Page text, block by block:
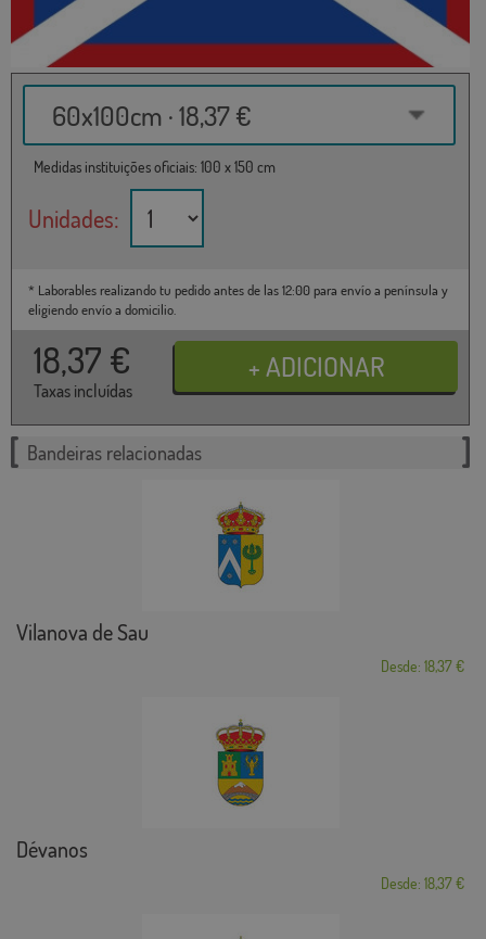
60x100cm · 18,37 €
Medidas instituições oficiais: 100 x 150 cm
Unidades:
* Laborables realizando tu pedido antes de las 12:00 para envío a península y
eligiendo envío a domicilio.
18,37 €
Taxas incluídas
Bandeiras relacionadas
Vilanova de Sau
Desde: 18,37 €
Dévanos
Desde: 18,37 €